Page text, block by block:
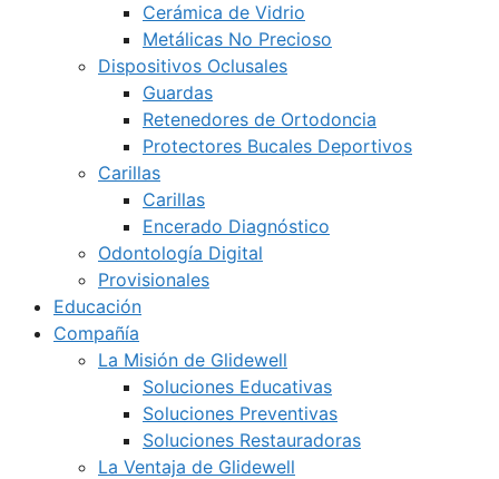
Cerámica de Vidrio
Metálicas No Precioso
Dispositivos Oclusales
Guardas
Retenedores de Ortodoncia
Protectores Bucales Deportivos
Carillas
Carillas
Encerado Diagnóstico
Odontología Digital
Provisionales
Educación
Compañía
La Misión de Glidewell
Soluciones Educativas
Soluciones Preventivas
Soluciones Restauradoras
La Ventaja de Glidewell